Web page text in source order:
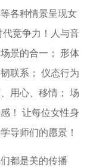
各种情景呈现女
竞争力！人与音
景的合一； 形体
联系； 仪态行为
用心、移情； 场
！ 让每位女性身
导师们的愿景！
都是美的传播